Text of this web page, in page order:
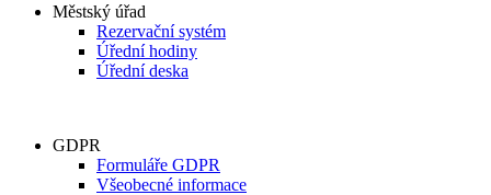
Městský úřad
Rezervační systém
Úřední hodiny
Úřední deska
GDPR
Formuláře GDPR
Všeobecné informace